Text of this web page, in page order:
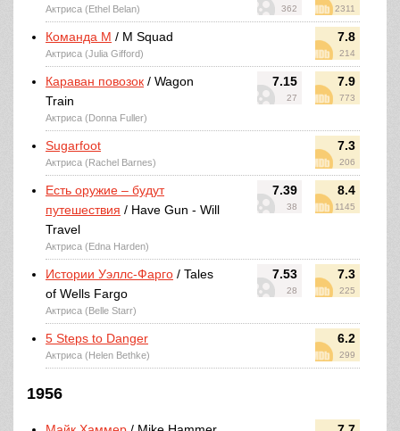
362 2311
Актриса (Ethel Belan)
7.8
214
Команда М / M Squad
Актриса (Julia Gifford)
7.15
27
7.9
773
Караван повозок / Wagon
Train
Актриса (Donna Fuller)
7.3
206
Sugarfoot
Актриса (Rachel Barnes)
7.39
38
8.4
1145
Есть оружие – будут
путешествия / Have Gun - Will
Travel
Актриса (Edna Harden)
7.53
28
7.3
225
Истории Уэллс-Фарго / Tales
of Wells Fargo
Актриса (Belle Starr)
6.2
299
5 Steps to Danger
Актриса (Helen Bethke)
1956